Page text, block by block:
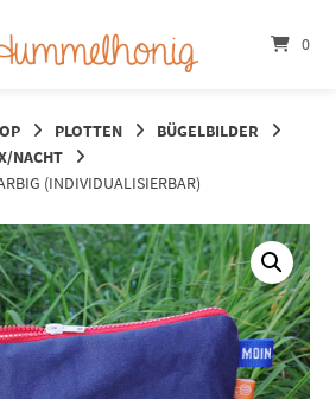
0
PLOTTEN
BÜGELBILDER
NACHT
(INDIVIDUALISIERBAR)